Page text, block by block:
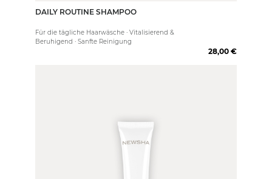
250 ml
DAILY ROUTINE SHAMPOO
Für die tägliche Haarwäsche · Vitalisierend &
Beruhigend · Sanfte Reinigung
28,00 €